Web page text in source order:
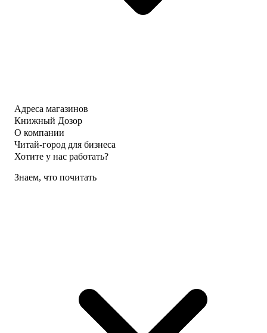
Адреса магазинов
Книжный Дозор
О компании
Читай-город для бизнеса
Хотите у нас работать?
Знаем, что почитать